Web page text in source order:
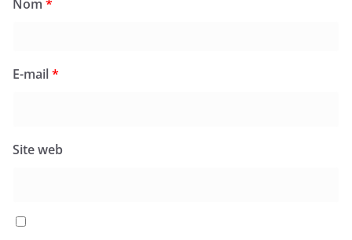
Nom *
E-mail*
Site web